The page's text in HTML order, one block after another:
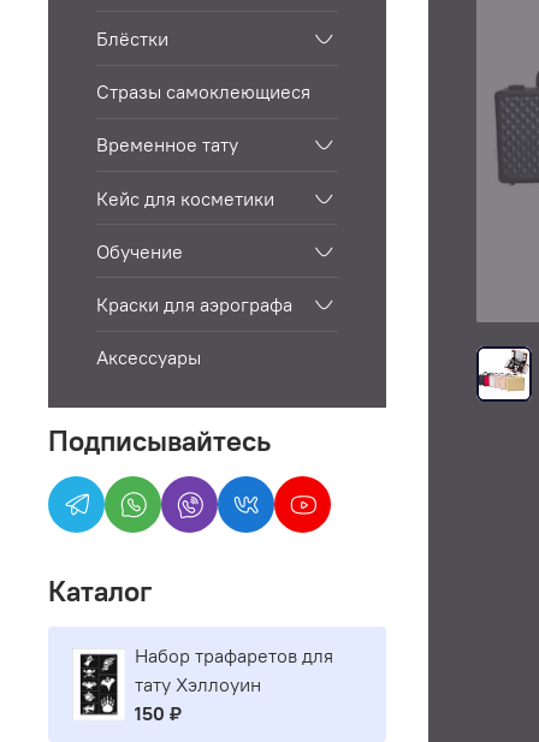
Блёстки
Стразы самоклеющиеся
Временное тату
Кейс для косметики
Обучение
Краски для аэрографа
Аксессуары
Подписывайтесь
Каталог
Набор трафаретов для
тату Хэллоуин
150 ₽